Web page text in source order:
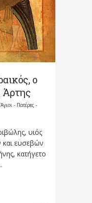
ο
Άρτης
Άγιοι - Πατέρες -
υιός
ευσεβών
κατήγετο